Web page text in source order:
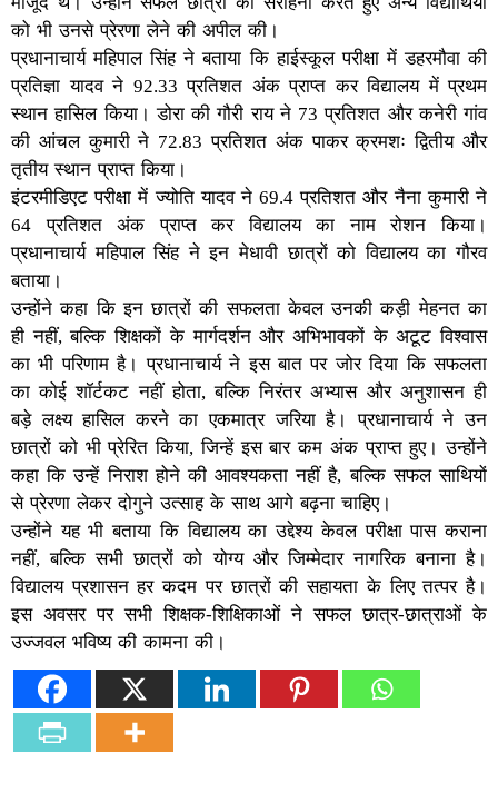
को भी उनसे प्रेरणा लेने की अपील की।
प्रधानाचार्य महिपाल सिंह ने बताया कि हाईस्कूल परीक्षा में डहरमौवा की
प्रतिज्ञा यादव ने 92.33 प्रतिशत अंक प्राप्त कर विद्यालय में प्रथम
स्थान हासिल किया। डोरा की गौरी राय ने 73 प्रतिशत और कनेरी गांव
की आंचल कुमारी ने 72.83 प्रतिशत अंक पाकर क्रमशः द्वितीय और
तृतीय स्थान प्राप्त किया।
इंटरमीडिएट परीक्षा में ज्योति यादव ने 69.4 प्रतिशत और नैना कुमारी ने
64 प्रतिशत अंक प्राप्त कर विद्यालय का नाम रोशन किया।
प्रधानाचार्य महिपाल सिंह ने इन मेधावी छात्रों को विद्यालय का गौरव
बताया।
उन्होंने कहा कि इन छात्रों की सफलता केवल उनकी कड़ी मेहनत का
ही नहीं, बल्कि शिक्षकों के मार्गदर्शन और अभिभावकों के अटूट विश्वास
का भी परिणाम है। प्रधानाचार्य ने इस बात पर जोर दिया कि सफलता
का कोई शॉर्टकट नहीं होता, बल्कि निरंतर अभ्यास और अनुशासन ही
बड़े लक्ष्य हासिल करने का एकमात्र जरिया है। प्रधानाचार्य ने उन
छात्रों को भी प्रेरित किया, जिन्हें इस बार कम अंक प्राप्त हुए। उन्होंने
कहा कि उन्हें निराश होने की आवश्यकता नहीं है, बल्कि सफल साथियों
से प्रेरणा लेकर दोगुने उत्साह के साथ आगे बढ़ना चाहिए।
उन्होंने यह भी बताया कि विद्यालय का उद्देश्य केवल परीक्षा पास कराना
नहीं, बल्कि सभी छात्रों को योग्य और जिम्मेदार नागरिक बनाना है।
विद्यालय प्रशासन हर कदम पर छात्रों की सहायता के लिए तत्पर है।
इस अवसर पर सभी शिक्षक-शिक्षिकाओं ने सफल छात्र-छात्राओं के
उज्जवल भविष्य की कामना की।